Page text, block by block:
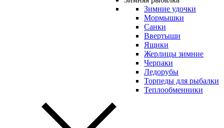
Зимние удочки
Мормышки
Санки
Ввертыши
Ящики
Жерлицы зимние
Черпаки
Ледорубы
Торпеды для рыбалки
Теплообменники